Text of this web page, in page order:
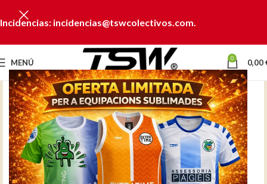
Incidencias: incidencias@tswcolectivos.com.
MENÚ 0 0,00